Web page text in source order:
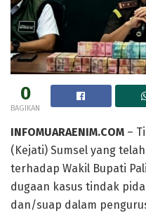
0
BAGIKAN
INFOMUARAENIM.COM –
(Kejati) Sumsel yang
terhadap Wakil Bupati
dugaan kasus tindak
dan/suap dalam